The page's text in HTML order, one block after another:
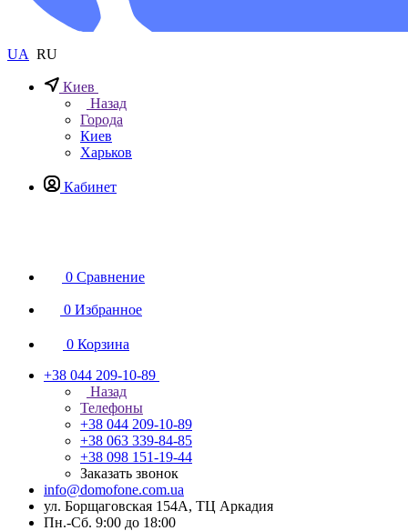
UA RU
Киев
Назад
Города
Киев
Харьков
Кабинет
0 Сравнение
0 Избранное
0 Корзина
+38 044 209-10-89
Назад
Телефоны
+38 044 209-10-89
+38 063 339-84-85
+38 098 151-19-44
Заказать звонок
info@domofone.com.ua
ул. Борщаговская 154А, ТЦ Аркадия
Пн.-Сб. 9:00 до 18:00